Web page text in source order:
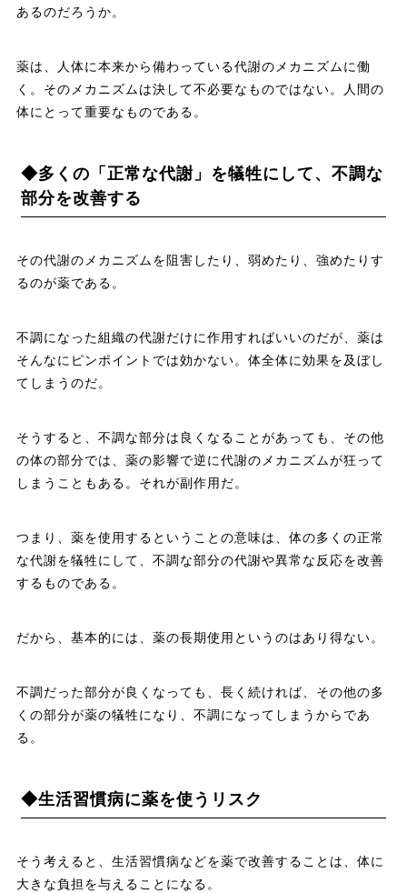
あるのだろうか。
薬は、人体に本来から備わっている代謝のメカニズムに働
く。そのメカニズムは決して不必要なものではない。人間の
体にとって重要なものである。
◆多くの「正常な代謝」を犠牲にして、不調な
部分を改善する
その代謝のメカニズムを阻害したり、弱めたり、強めたりす
るのが薬である。
不調になった組織の代謝だけに作用すればいいのだが、薬は
そんなにピンポイントでは効かない。体全体に効果を及ぼし
てしまうのだ。
そうすると、不調な部分は良くなることがあっても、その他
の体の部分では、薬の影響で逆に代謝のメカニズムが狂って
しまうこともある。それが副作用だ。
つまり、薬を使用するということの意味は、体の多くの正常
な代謝を犠牲にして、不調な部分の代謝や異常な反応を改善
するものである。
だから、基本的には、薬の長期使用というのはあり得ない。
不調だった部分が良くなっても、長く続ければ、その他の多
くの部分が薬の犠牲になり、不調になってしまうからであ
る。
◆生活習慣病に薬を使うリスク
そう考えると、生活習慣病などを薬で改善することは、体に
大きな負担を与えることになる。